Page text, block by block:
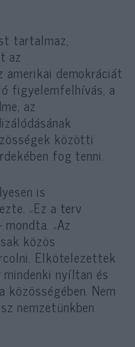
tartalmaz,
az
amerikai demokráciát
figyelemfelhívás, a
az
közötti
fog tenni.
is
„Ez a terv
„Az
közös
Elkötelezettek
nyíltan és
közösségében. Nem
nemzetünkben